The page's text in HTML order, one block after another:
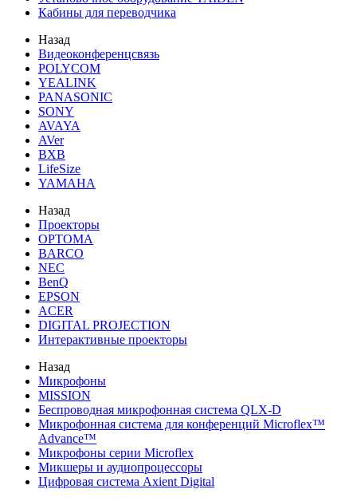
Кабины для переводчика
Назад
Видеоконференцсвязь
POLYCOM
YEALINK
PANASONIC
SONY
AVAYA
AVer
BXB
LifeSize
YAMAHA
Назад
Проекторы
OPTOMA
BARCO
NEC
BenQ
EPSON
ACER
DIGITAL PROJECTION
Интерактивные проекторы
Назад
Микрофоны
MISSION
Беспроводная микрофонная система QLX-D
Микрофонная система для конференций Microflex™
Advance™
Микрофоны серии Microflex
Микшеры и аудиопроцессоры
Цифровая система Axient Digital